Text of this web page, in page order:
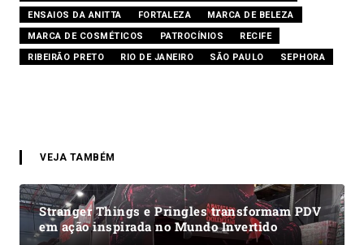
ENSAIOS DA ANITTA
FORTALEZA
MARCA DE BELEZA
MARCA DE COSMÉTICOS
PATROCÍNIOS
RECIFE
RIBEIRÃO PRETO
RIO DE JANEIRO SÃO PAULO SEPHORA
VEJA TAMBÉM
Stranger Things e Pringles transformam PDV
em ação inspirada no Mundo Invertido